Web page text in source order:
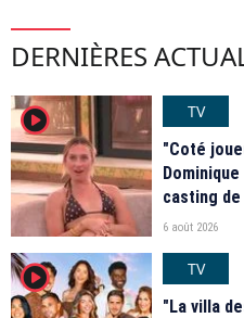
DERNIÈRES
player2
TV
"Coté
casting
6 août 2026
player2
TV
"La villa